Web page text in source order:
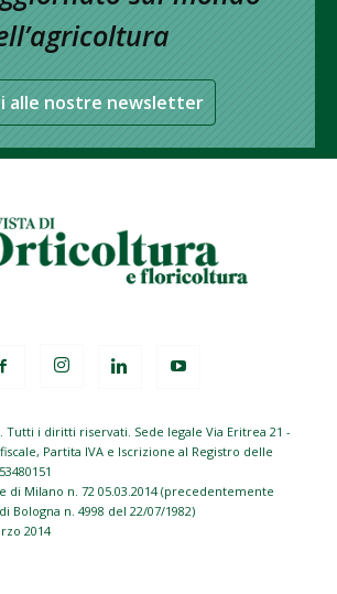
alle nostre newsletter
Tutti i diritti riservati. Sede legale Via Eritrea 21 -
Partita IVA e Iscrizione al Registro delle
di Milano n. 72 05.03.2014 (precedentemente
Bologna n. 4998 del 22/07/1982)
2014